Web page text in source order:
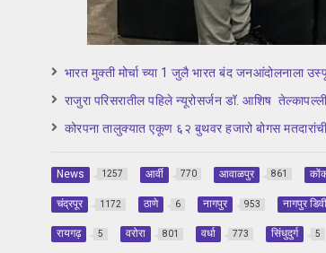
भारत मुक्ती मोर्चा च्या 1 जुलै भारत बंद जनआंदोलनाला
राजुरा परिसरातील पहिले न्यूरोसर्जन डॉ. आशिष
कोरपना तालुक्यात एकूण ६२ बुथवर हजारो बोगस
News 1257 आर्वी 770 आवाळपुर 861
चंद्रपूर 1172 ठाणे 6 नागपुर 953 नागपुर
रायगढ़ 5 वरोरा 801 वर्धा 773 सिंधुदुर्ग 5